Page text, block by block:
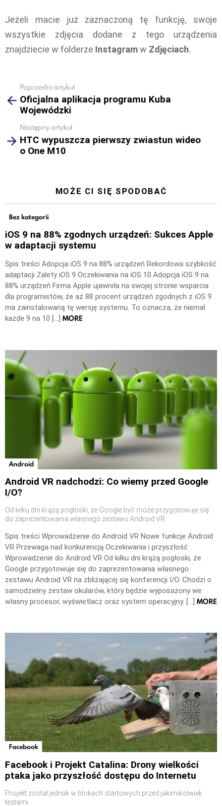
Jeżeli macie już zaznaczoną tę funkcję, swoje
wszystkie zdjęcia dodane z tego urządzenia
znajdziecie w folderze Instagramw Zdjęciach.
more
Poprzedni artykuł
Oficjalna aplikacja programu Kuba
Wojewódzki
Następny artykuł
HTC wypuszcza pierwszy zwiastun wideo
o One M10
MOŻE CI SIĘ SPODOBAĆ
Bez kategorii
iOS 9 na 88% zgodnych urządzeń: Sukces Apple
w adaptacji systemu
Spis treści Adopcja iOS 9 na 88% urządzeń Rekordowa szybkość
adaptacji Zalety iOS 9 Oczekiwania na iOS 10 Adopcja iOS 9 na
88% urządzeń Firma Apple ujawniła na swojej stronie wsparcia
dla programistów, że aż 88 procent urządzeń zgodnych z iOS 9
ma zainstalowaną tę wersję systemu. To oznacza, że niemal
każde 9 na 10 […] MORE
Android
Android VR nadchodzi: Co wiemy przed Google
I/O?
Od kilku dni krążą pogłoski, że Google być może przygotowuje się
do zaprezentowania własnego zestawu Android VR
Spis treści Wprowadzenie do Android VR Nowe funkcje Android
VR Przewaga nad konkurencją Oczekiwania i przyszłość
Wprowadzenie do Android VR Od kilku dni krążą pogłoski, że
Google przygotowuje się do zaprezentowania własnego
zestawu Android VR na zbliżającej się konferencji I/O. Chodzi o
samodzielny zestaw okularów, który będzie wyposażony we
własny procesor, wyświetlacz oraz system operacyjny. […] MORE
Facebook
Facebook i Projekt Catalina: Drony wielkości
ptaka jako przyszłość dostępu do Internetu
Projekt został jednak w blokach startowych przed jakimikolwiek
testami